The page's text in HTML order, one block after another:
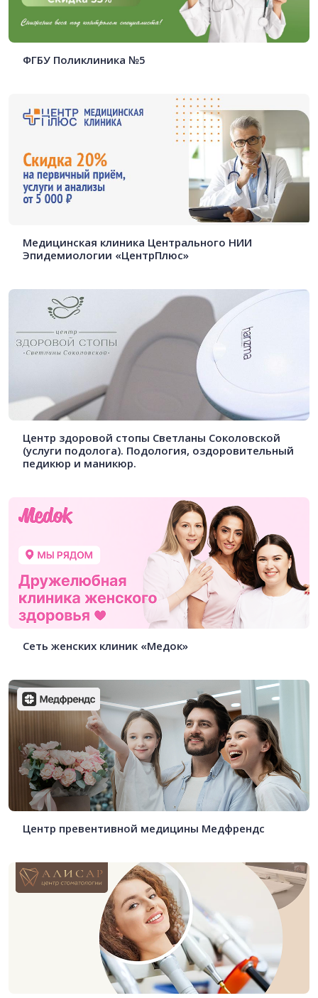
ФГБУ Поликлиника №5
Медицинская клиника Центрального НИИ
Эпидемиологии «ЦентрПлюс»
Центр здоровой стопы Светланы Соколовской
(услуги подолога). Подология, оздоровительный
педикюр и маникюр.
Сеть женских клиник «Медок»
Центр превентивной медицины Медфрендс